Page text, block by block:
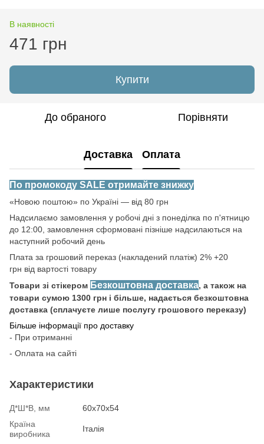
В наявності
471 грн
Купити
До обраного Порівняти
Доставка Оплата
По промокоду SALE отримайте знижку
«Новою поштою» по Україні — від 80 грн
Надсилаємо замовлення у робочі дні з понеділка по п'ятницю
до 12:00, замовлення сформовані пізніше надсилаються на
наступний робочий день
Плата за грошовий переказ (накладений платіж) 2% +20
грн від вартості товару
Товари зі стікером Безкоштовна доставка, а також на
товари сумою 1300 грн і більше, надається безкоштовна
доставка (сплачуєте лише послугу грошового переказу)
Більше інформації про доставку
- При отриманні
- Оплата на сайті
Характеристики
Д*Ш*В, мм
60х70х54
Країна
виробника
Італія